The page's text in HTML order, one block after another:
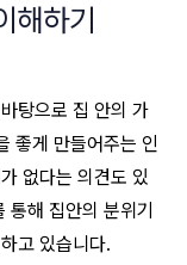
해하기
탕으로 집 안의 가
좋게 만들어주는 인
없다는 의견도 있
통해 집안의 분위기
고 있습니다.